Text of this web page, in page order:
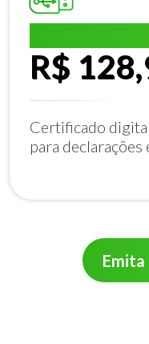
R$
Certificado
para